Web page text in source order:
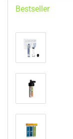
Bestseller